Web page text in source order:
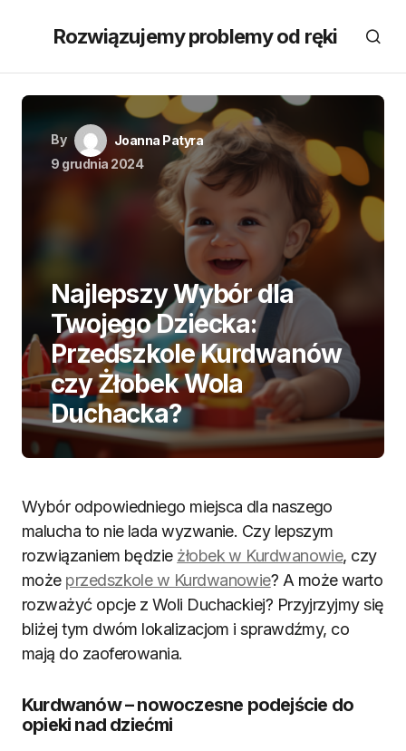
Rozwiązujemy problemy od ręki
By
Joanna Patyra
9 grudnia 2024
Najlepszy Wybór dla
Twojego Dziecka:
Przedszkole Kurdwanów
czy Żłobek Wola
Duchacka?
Wybór odpowiedniego miejsca dla naszego
malucha to nie lada wyzwanie. Czy lepszym
rozwiązaniem będzie żłobek w Kurdwanowie, czy
może przedszkole w Kurdwanowie? A może warto
rozważyć opcje z Woli Duchackiej? Przyjrzyjmy się
bliżej tym dwóm lokalizacjom i sprawdźmy, co
mają do zaoferowania.
Kurdwanów – nowoczesne podejście do
opieki nad dziećmi